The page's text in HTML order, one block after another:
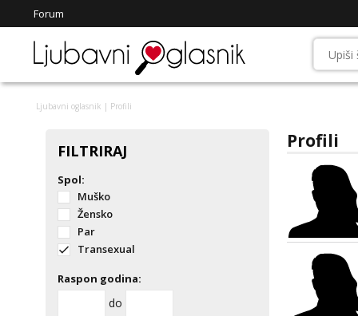
Forum
Ljubavni oglasnik | Profili
FILTRIRAJ
Spol:
Muško
Žensko
Par
Transexual
Raspon godina:
do
Profili